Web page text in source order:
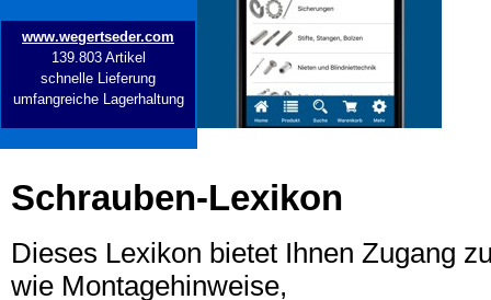
www.wegertseder.com
139.803 Artikel
schnelle Lieferung
umfangreiche Lagerhaltung
Schrauben-Lexikon
Dieses Lexikon bietet Ihnen Zugang
wie Montagehinweise,